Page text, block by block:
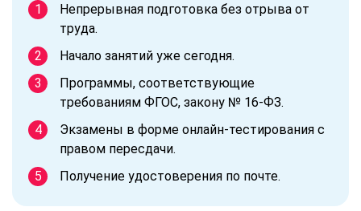
Непрерывная подготовка без отрыва от
труда.
Начало занятий уже сегодня.
Программы, соответствующие
требованиям ФГОС, закону № 16-ФЗ.
Экзамены в форме онлайн-тестирования с
правом пересдачи.
Получение удостоверения по почте.